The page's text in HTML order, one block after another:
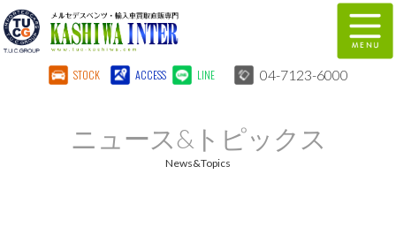
STOCK ACCESS LINE 04-7123-6000
ニュース&トピックス
News&Topics